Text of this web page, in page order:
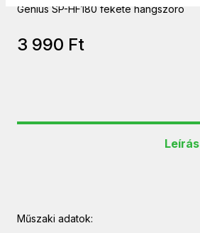
Genius SP-HF180 fekete hangszóró
3 990 Ft
Leírás
Műszaki adatok: